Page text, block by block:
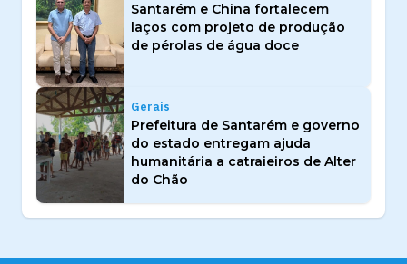
Santarém e China fortalecem
laços com projeto de produção
de pérolas de água doce
Gerais
Prefeitura de Santarém e governo
do estado entregam ajuda
humanitária a catraieiros de Alter
do Chão